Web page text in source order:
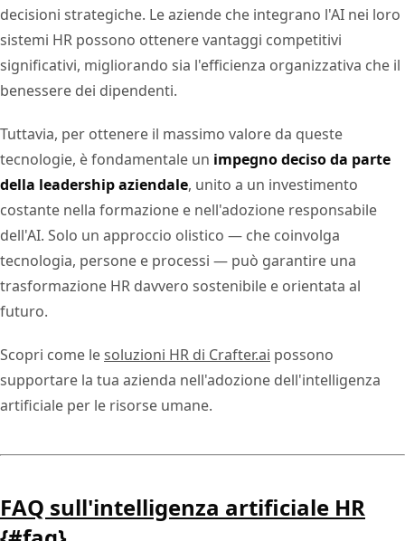
decisioni strategiche. Le aziende che integrano l'AI nei loro
sistemi HR possono ottenere vantaggi competitivi
significativi, migliorando sia l'efficienza organizzativa che il
benessere dei dipendenti.
Tuttavia, per ottenere il massimo valore da queste
tecnologie, è fondamentale un impegno deciso da parte
della leadership aziendale, unito a un investimento
costante nella formazione e nell'adozione responsabile
dell'AI. Solo un approccio olistico — che coinvolga
tecnologia, persone e processi — può garantire una
trasformazione HR davvero sostenibile e orientata al
futuro.
Scopri come lesoluzioni HR di Crafter.ai possono
supportare la tua azienda nell'adozione dell'intelligenza
artificiale per le risorse umane.
FAQ sull'intelligenza artificiale HR